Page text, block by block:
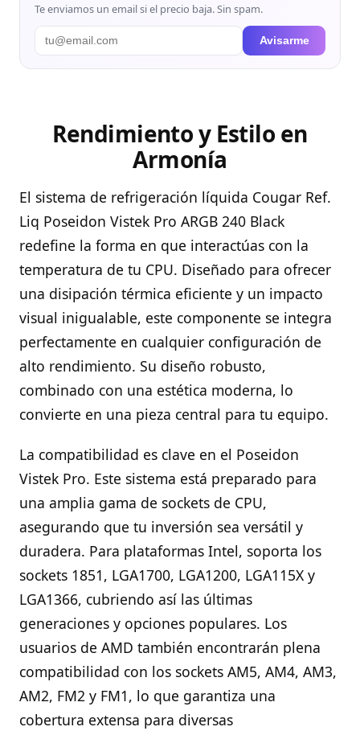
Te enviamos un email si el precio baja. Sin spam.
Avisarme
Rendimiento y Estilo en
Armonía
El sistema de refrigeración líquida Cougar Ref.
Liq Poseidon Vistek Pro ARGB 240 Black
redefine la forma en que interactúas con la
temperatura de tu CPU. Diseñado para ofrecer
una disipación térmica eficiente y un impacto
visual inigualable, este componente se integra
perfectamente en cualquier configuración de
alto rendimiento. Su diseño robusto,
combinado con una estética moderna, lo
convierte en una pieza central para tu equipo.
La compatibilidad es clave en el Poseidon
Vistek Pro. Este sistema está preparado para
una amplia gama de sockets de CPU,
asegurando que tu inversión sea versátil y
duradera. Para plataformas Intel, soporta los
sockets 1851, LGA1700, LGA1200, LGA115X y
LGA1366, cubriendo así las últimas
generaciones y opciones populares. Los
usuarios de AMD también encontrarán plena
compatibilidad con los sockets AM5, AM4, AM3,
AM2, FM2 y FM1, lo que garantiza una
cobertura extensa para diversas